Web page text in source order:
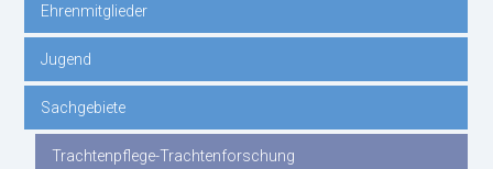
überspringen
Ehrenmitglieder
Jugend
Sachgebiete
Trachtenpflege-Trachtenforschung